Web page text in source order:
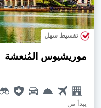
تقسيط سهل
موريشيوس المُنعشة
يبدأ من